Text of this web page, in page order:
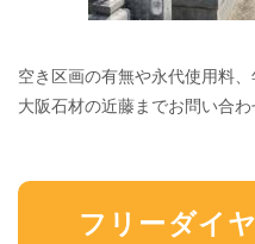
空き区画の有無や永代使用料
大阪石材の近藤までお問い合わ
フリーダイ